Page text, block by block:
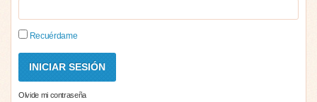
Recuérdame
Olvide mi contraseña